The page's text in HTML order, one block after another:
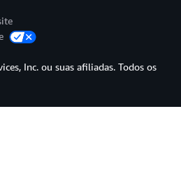
Inc. ou suas afiliadas. Todos os